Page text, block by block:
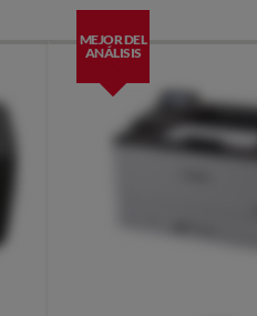
MEJOR DEL
ANÁLISIS